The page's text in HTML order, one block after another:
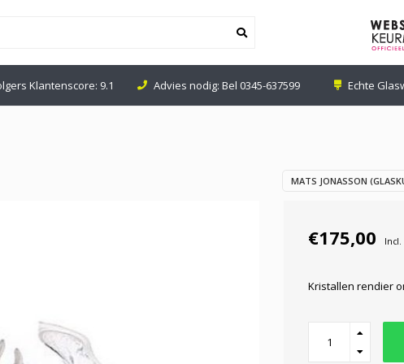
Bel0345-637599 Echte Glaswinkel in Leerdam Gratis
MATS JONASSON
€175,00
Kristallen rendier